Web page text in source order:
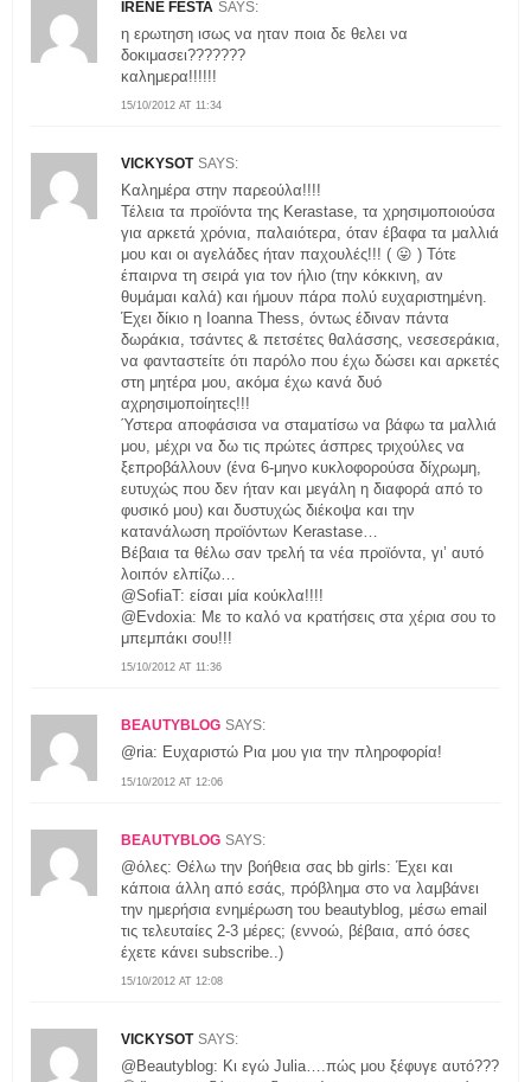
IRENE FESTA SAYS:
15/10/2012 AT 11:34
η ερωτηση ισως να ηταν ποια δε θελει να
δοκιμασει???????
καλημερα!!!!!!
VICKYSOT SAYS:
15/10/2012 AT 11:36
Καλημέρα στην παρεούλα!!!!
Τέλεια τα προϊόντα της Kerastase, τα χρησιμοποιούσα
για αρκετά χρόνια, παλαιότερα, όταν έβαφα τα μαλλιά
μου και οι αγελάδες ήταν παχουλές!!! ( 😛 ) Τότε
έπαιρνα τη σειρά για τον ήλιο (την κόκκινη, αν
θυμάμαι καλά) και ήμουν πάρα πολύ ευχαριστημένη.
Έχει δίκιο η Ioanna Thess, όντως έδιναν πάντα
δωράκια, τσάντες & πετσέτες θαλάσσης, νεσεσεράκια,
να φανταστείτε ότι παρόλο που έχω δώσει και αρκετές
στη μητέρα μου, ακόμα έχω κανά δυό
αχρησιμοποίητες!!!
Ύστερα αποφάσισα να σταματίσω να βάφω τα μαλλιά
μου, μέχρι να δω τις πρώτες άσπρες τριχούλες να
ξεπροβάλλουν (ένα 6-μηνο κυκλοφορούσα δίχρωμη,
ευτυχώς που δεν ήταν και μεγάλη η διαφορά από το
φυσικό μου) και δυστυχώς διέκοψα και την
κατανάλωση προϊόντων Kerastase…
Βέβαια τα θέλω σαν τρελή τα νέα προϊόντα, γι’ αυτό
λοιπόν ελπίζω…
@SofiaT: είσαι μία κούκλα!!!!
@Evdoxia: Με το καλό να κρατήσεις στα χέρια σου το
μπεμπάκι σου!!!
BEAUTYBLOG SAYS:
15/10/2012 AT 12:06
@ria: Ευχαριστώ Ρια μου για την πληροφορία!
BEAUTYBLOG SAYS:
15/10/2012 AT 12:08
@όλες: Θέλω την βοήθεια σας bb girls: Έχει και
κάποια άλλη από εσάς, πρόβλημα στο να λαμβάνει
την ημερήσια ενημέρωση του beautyblog, μέσω email
τις τελευταίες 2-3 μέρες; (εννοώ, βέβαια, από όσες
έχετε κάνει subscribe..)
VICKYSOT SAYS:
@Beautyblog: Κι εγώ Julia….πώς μου ξέφυγε αυτό???